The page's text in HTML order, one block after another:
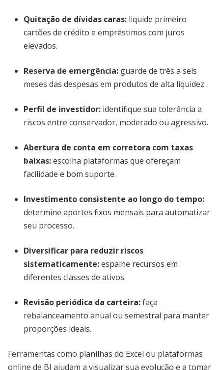
Quitação de dívidas caras: liquide primeiro
cartões de crédito e empréstimos com juros
elevados.
Reserva de emergência: guarde de três a seis
meses das despesas em produtos de alta liquidez.
Perfil de investidor: identifique sua tolerância a
riscos entre conservador, moderado ou agressivo.
Abertura de conta em corretora com taxas
baixas:escolha plataformas que ofereçam
facilidade e bom suporte.
Investimento consistente ao longo do tempo:
determine aportes fixos mensais para automatizar
seu processo.
Diversificar para reduzir riscos
sistematicamente:espalhe recursos em
diferentes classes de ativos.
Revisão periódica da carteira:faça
rebalanceamento anual ou semestral para manter
proporções ideais.
Ferramentas como planilhas do Excel ou plataformas
online de BI ajudam a visualizar sua evolução e a tomar